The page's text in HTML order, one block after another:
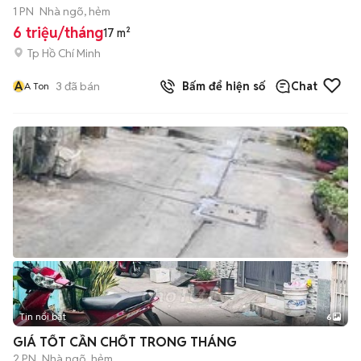
1 PN Nhà ngõ, hẻm
6 triệu/tháng17 m²
Tp Hồ Chí Minh
AA Ton 3 đã bán Bấm để hiện số Chat
+2
Tin nổi bật 6
GIÁ TỐT CẦN CHỐT TRONG THÁNG